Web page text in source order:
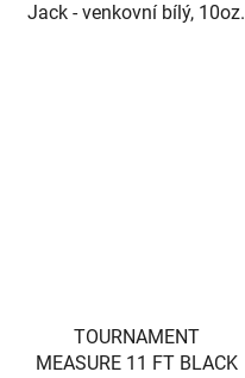
Jack - venkovní bílý, 10oz.
TOURNAMENT
MEASURE 11 FT BLACK